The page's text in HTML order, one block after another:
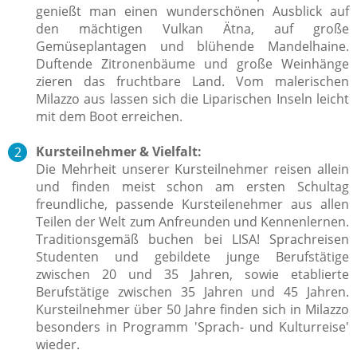
genießt man einen wunderschönen Ausblick auf
den mächtigen Vulkan Ätna, auf große
Gemüseplantagen und blühende Mandelhaine.
Duftende Zitronenbäume und große Weinhänge
zieren das fruchtbare Land. Vom malerischen
Milazzo aus lassen sich die Liparischen Inseln leicht
mit dem Boot erreichen.
Kursteilnehmer & Vielfalt:
Die Mehrheit unserer Kursteilnehmer reisen allein
und finden meist schon am ersten Schultag
freundliche, passende Kursteilenehmer aus allen
Teilen der Welt zum Anfreunden und Kennenlernen.
Traditionsgemäß buchen bei LISA! Sprachreisen
Studenten und gebildete junge Berufstätige
zwischen 20 und 35 Jahren, sowie etablierte
Berufstätige zwischen 35 Jahren und 45 Jahren.
Kursteilnehmer über 50 Jahre finden sich in Milazzo
besonders in Programm 'Sprach- und Kulturreise'
wieder.